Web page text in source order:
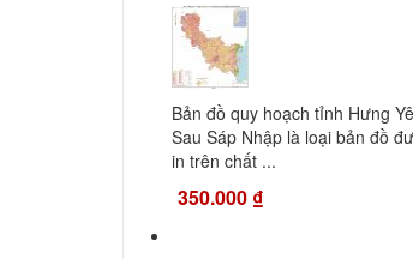
Bản đồ quy hoạch tỉnh Hưng
Sau Sáp Nhập là loại bản đồ
in trên chất ...
350.000 ₫